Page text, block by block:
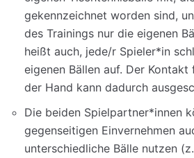
gekennzeichnet worden sind,
des Trainings nur die eigenen
heißt auch, jede/r Spieler*in
eigenen Bällen auf. Der
der Hand kann dadurch
Die beiden Spielpartner*innen
gegenseitigen Einvernehmen
unterschiedliche Bälle nutzen